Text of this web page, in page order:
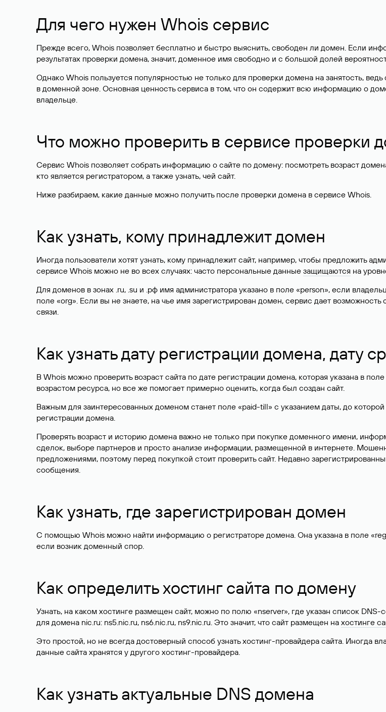
Для чего нужен Whois сервис
Прежде всего, Whois позволяет бесплатно и быстро выяснить, свободен ли домен. Если
результатах проверки домена, значит, доменное имя свободно и с большой долей
Однако Whois пользуется популярностью не только для проверки домена на занятость,
в доменной зоне. Основная ценность сервиса в том, что он содержит всю информацию о
владельце.
Что можно проверить в сервисе проверки
Сервис Whois позволяет собрать информацию о сайте по домену: посмотреть возраст
кто является регистратором, а также узнать, чей сайт.
Ниже разбираем, какие данные можно получить после проверки домена в сервисе Whois.
Как узнать, кому принадлежит домен
Иногда пользователи хотят узнать, кому принадлежит сайт, например, чтобы предложить
сервисе Whois можно не во всех случаях: часто персональные данные защищаются на
Для доменов в зонах .ru, .su и .рф имя администратора указано в поле «person», если
поле «org». Если вы не знаете, на чье имя зарегистрирован домен, сервис дает
связи.
Как узнать дату регистрации домена, дату
В Whois можно проверить возраст сайта по дате регистрации домена, которая указана в
возрастом ресурса, но все же помогает примерно оценить, когда был создан сайт.
Важным для заинтересованных доменом станет поле «paid-till» с указанием даты, до
регистрации домена.
Проверять возраст и историю домена важно не только при покупке доменного имени,
сделок, выборе партнеров и просто анализе информации, размещенной в интернете.
предложениями, поэтому перед покупкой стоит проверить сайт. Недавно
сообщения.
Как узнать, где зарегистрирован домен
С помощью Whois можно найти информацию о регистраторе домена. Она указана в поле
если возник доменный спор.
Как определить хостинг сайта по домену
Узнать, на каком хостинге размещен сайт, можно по полю «nserver», где указан список
для домена nic.ru: ns5.nic.ru, ns6.nic.ru, ns9.nic.ru. Это значит, что сайт размещен на хостинге
Это простой, но не всегда достоверный способ узнать хостинг-провайдера сайта. Иногда
данные сайта хранятся у другого хостинг-провайдера.
Как узнать актуальные DNS домена